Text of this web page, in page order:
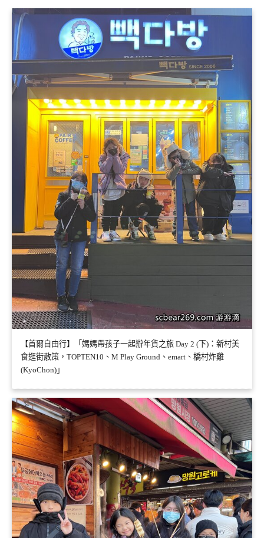
【首爾自由行】「媽媽帶孩子一起辦年貨之旅 Day 2 (下)：新村美
食逛街散策，TOPTEN10、M Play Ground、emart、橋村炸雞
(KyoChon)」